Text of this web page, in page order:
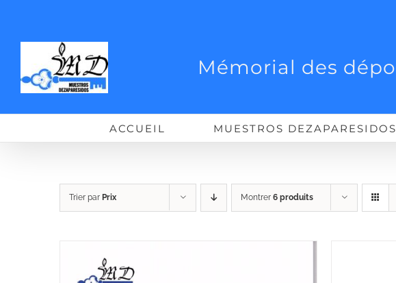
Mémorial des
ACCUEIL MUESTROS DEZAPARESIDOS
Trier par Prix Montrer 6 produits